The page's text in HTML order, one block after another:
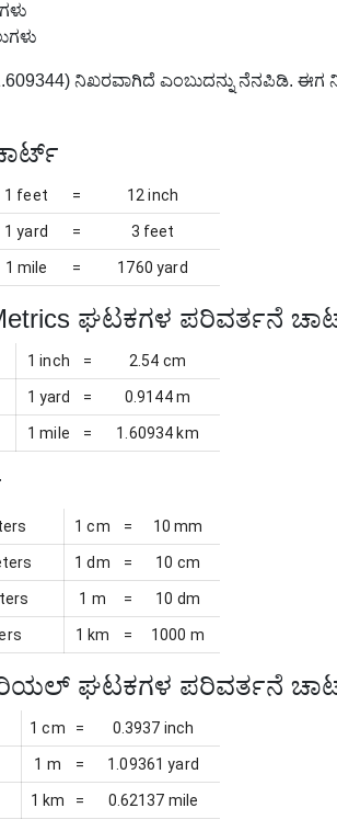
ನಿಖರವಾಗಿದೆ ಎಂಬುದನ್ನು ನೆನಪಿಡಿ. ಈಗ
1 feet = 12 inch
1 yard = 3 feet
1 mile = 1760 yard
ಘಟಕಗಳ ಪರಿವರ್ತನೆ
1 inch = 2.54 cm
1 yard = 0.9144 m
1 mile = 1.60934 km
1 cm = 10 mm
1 dm = 10 cm
1 m = 10 dm
1 km = 1000 m
ಘಟಕಗಳ ಪರಿವರ್ತನೆ
1 cm = 0.3937 inch
1 m = 1.09361 yard
1 km = 0.62137 mile